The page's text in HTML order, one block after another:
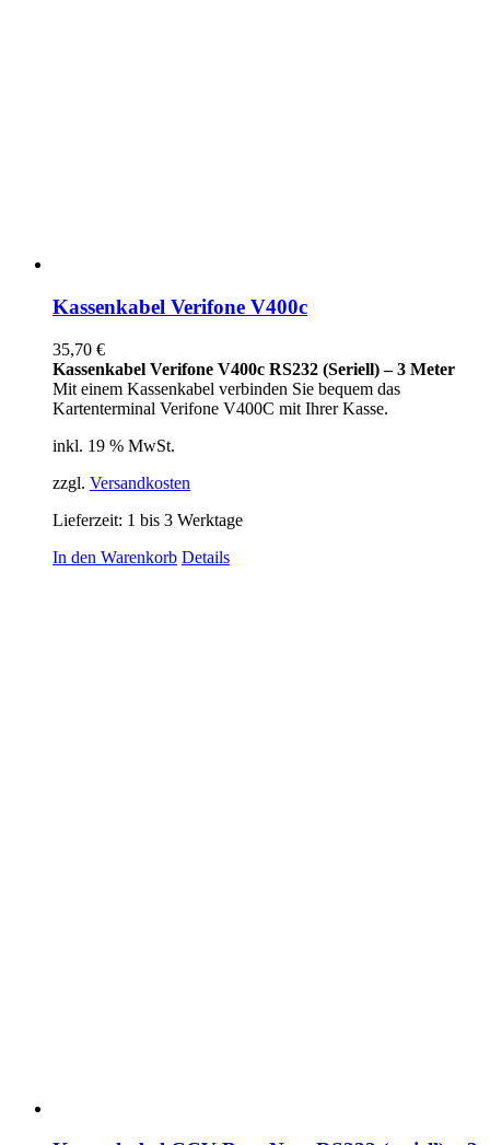
Kassenkabel Verifone V400c
35,70 €
Kassenkabel Verifone V400c RS232 (Seriell) – 3 Meter
Mit einem Kassenkabel verbinden Sie bequem das
Kartenterminal Verifone V400C mit Ihrer Kasse.
inkl. 19 % MwSt.
zzgl. Versandkosten
Lieferzeit: 1 bis 3 Werktage
In den Warenkorb Details